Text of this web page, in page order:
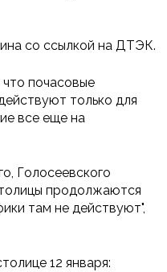
со ссылкой на ДТЭК.
почасовые
только для
все еще на
Голосеевского
продолжаются
там не действуют",
12 января: